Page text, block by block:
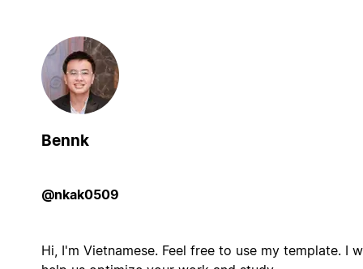
Bennk
@nkak0509
Hi, I'm Vietnamese. Feel free to use my template. I